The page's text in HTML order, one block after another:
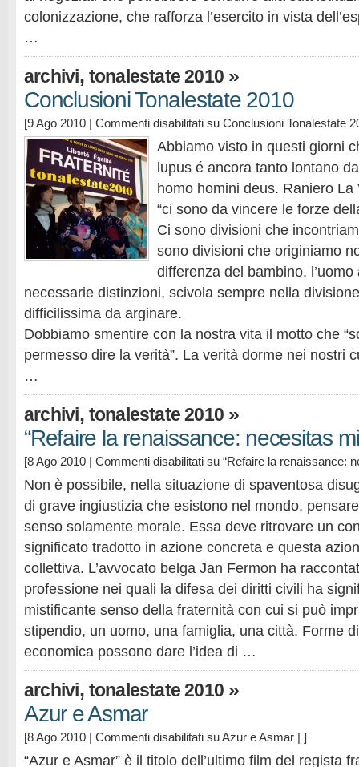
colonizzazione, che rafforza l’esercito in vista
…
archivi, tonalestate 2010 »
Conclusioni Tonalestate 2010
[9 Ago 2010 | Commenti disabilitati su Conclusioni Tonalestate
Abbiamo visto in questi giorni
lupus é ancora tanto lontano
homo homini deus. Raniero
“ci sono da vincere le forze
Ci sono divisioni che
sono divisioni che originiamo
differenza del bambino,
necessarie distinzioni, scivola sempre nella
difficilissima da arginare.
Dobbiamo smentire con la nostra vita il motto che
permesso dire la verità”. La verità dorme nei nostri
…
archivi, tonalestate 2010 »
“Refaire la renaissance: necesitas
[8 Ago 2010 | Commenti disabilitati su “Refaire la renaissance:
Non è possibile, nella situazione di spaventosa
di grave ingiustizia che esistono nel mondo,
senso solamente morale. Essa deve ritrovare un
significato tradotto in azione concreta e questa
collettiva. L’avvocato belga Jan Fermon ha
professione nei quali la difesa dei diritti civili ha
mistificante senso della fraternità con cui si può
stipendio, un uomo, una famiglia, una città. Forme
economica possono dare l’idea di …
archivi, tonalestate 2010 »
Azur e Asmar
[8 Ago 2010 | Commenti disabilitati su Azur e Asmar | ]
“Azur e Asmar” è il titolo dell’ultimo film del regista